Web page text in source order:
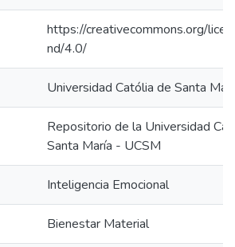
https://creativecommons.org/
nd/4.0/
Universidad Católia de Santa
Repositorio de la Universidad
Santa María - UCSM
Inteligencia Emocional
Bienestar Material